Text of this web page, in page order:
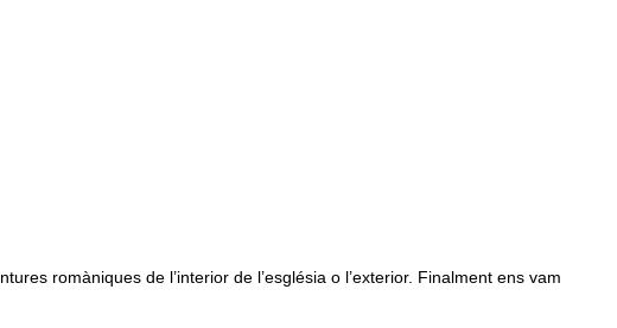
romàniques de l’interior de l’església o l’exterior. Finalment ens vam